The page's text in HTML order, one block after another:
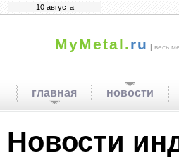
10 августа
MyMetal.ru | весь
главная новости
Новости